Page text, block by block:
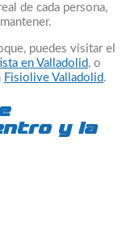
de cada persona,
puedes visitar el
en Valladolid , o
Fisiolive Valladolid .
y la